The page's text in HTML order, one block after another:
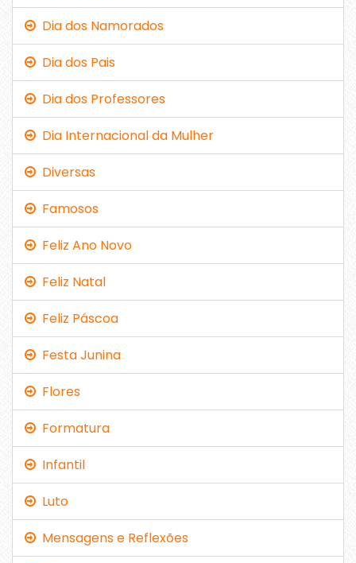
Dia dos Namorados
Dia dos Pais
Dia dos Professores
Dia Internacional da Mulher
Diversas
Famosos
Feliz Ano Novo
Feliz Natal
Feliz Páscoa
Festa Junina
Flores
Formatura
Infantil
Luto
Mensagens e Reflexões